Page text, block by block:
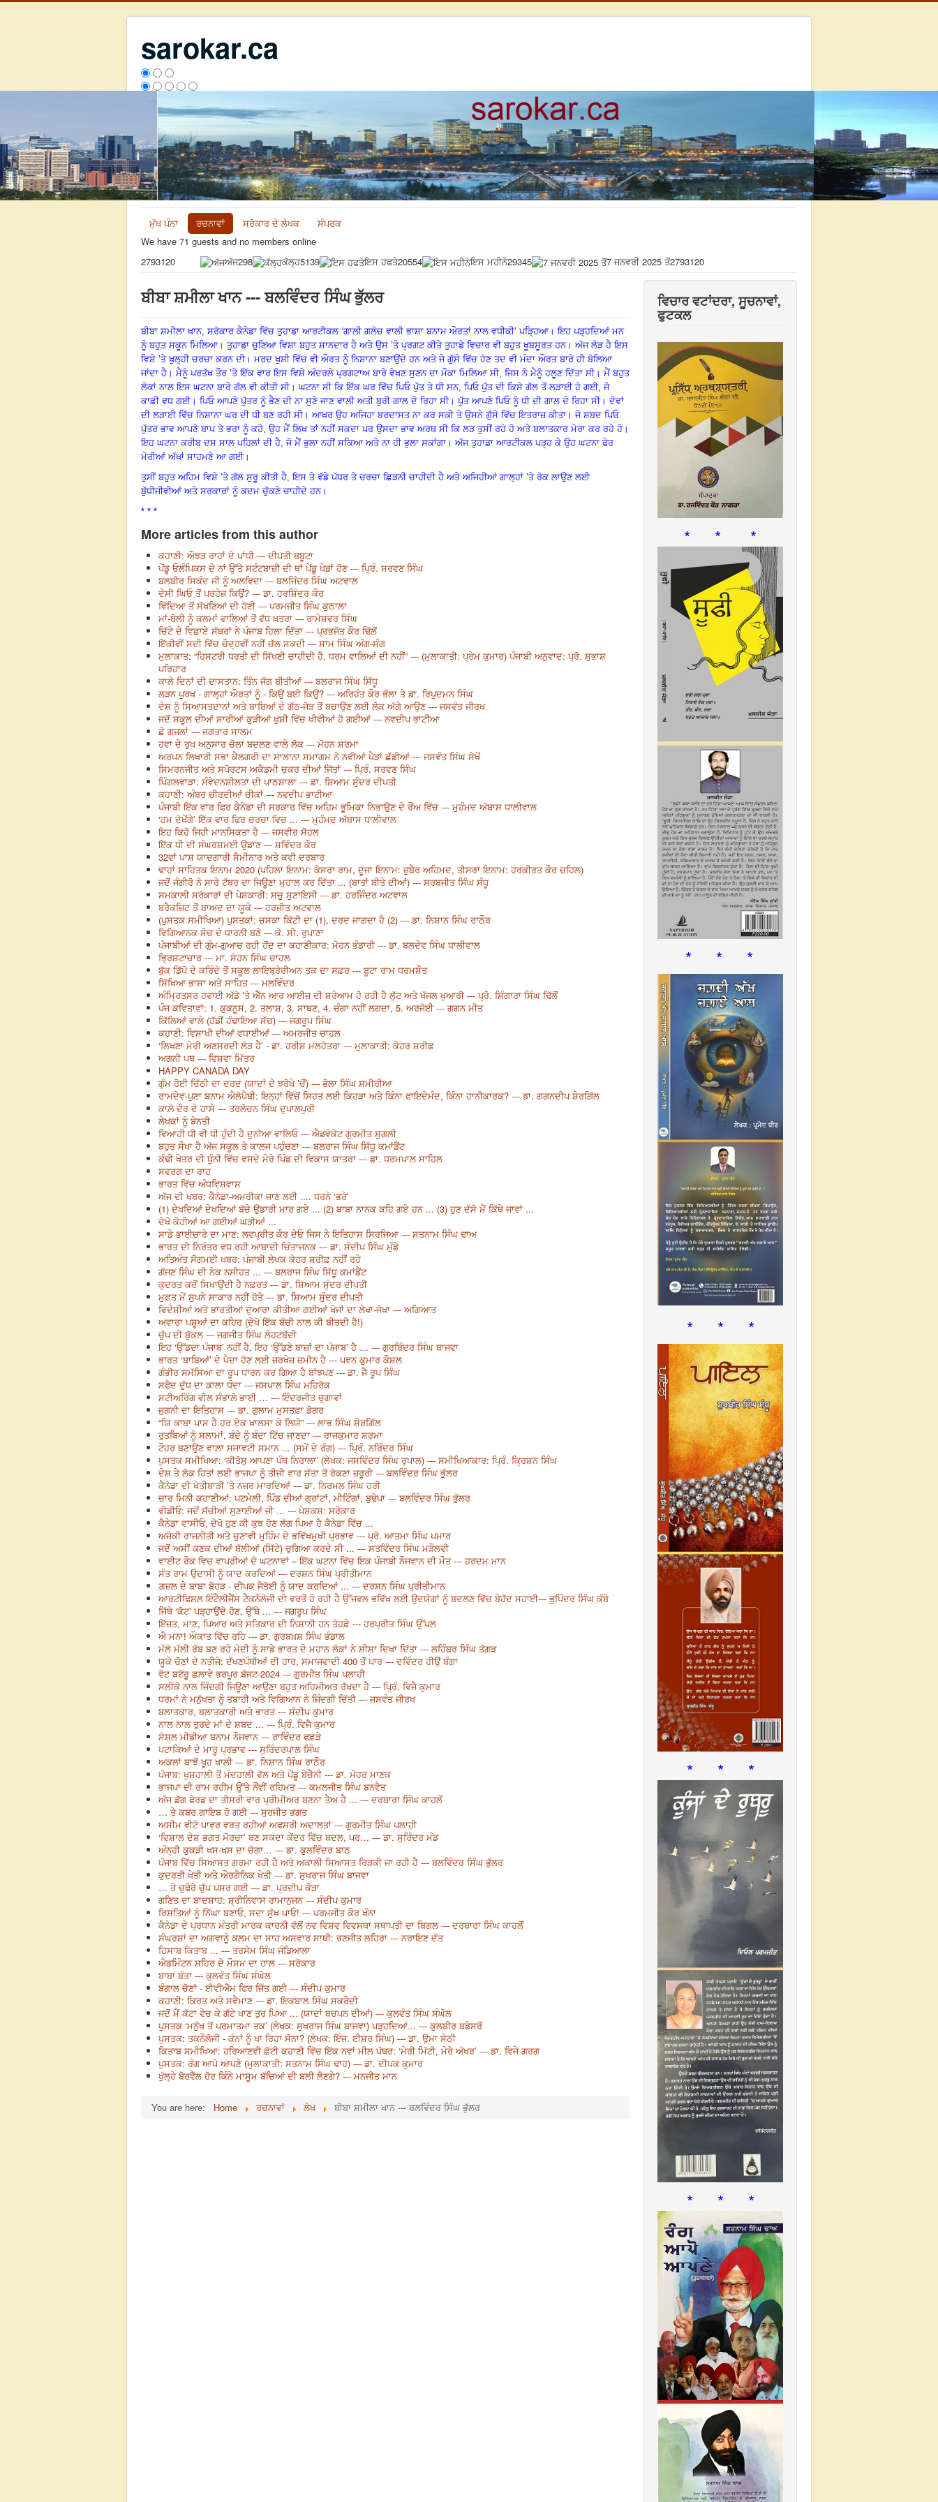
sarokar.ca
ਮੁੱਖ ਪੰਨਾ ਰਚਨਾਵਾਂ ਸਰੋਕਾਰ ਦੇ ਲੇਖਕ
ਸੰਪਰਕ
We have 71 guests and no members online
2793120
ਅੱਜ298 ਕੱਲ੍ਹ5139 ਇਸ ਹਫਤੇ20554 ਇਸ ਮਹੀਨੇ29345 7 ਜਨਵਰੀ 2025 ਤੋਂ2793120
ਬੀਬਾ ਸ਼ਮੀਲਾ ਖਾਨ --- ਬਲਵਿੰਦਰ ਸਿੰਘ ਭੁੱਲਰ
ਬੀਬਾ ਸ਼ਮੀਲਾ ਖਾਨ, ਸਰੋਕਾਰ ਕੈਨੇਡਾ ਵਿੱਚ ਤੁਹਾਡਾ ਆਰਟੀਕਲ ‘ਗਾਲੀ ਗਲੋਚ ਵਾਲੀ ਭਾਸ਼ਾ ਬਨਾਮ ਔਰਤਾਂ ਨਾਲ ਵਧੀਕੀ’ ਪੜ੍ਹਿਆ। ਇਹ ਪੜ੍ਹਦਿਆਂ ਮਨ
ਨੂੰ ਬਹੁਤ ਸਕੂਨ ਮਿਲਿਆ। ਤੁਹਾਡਾ ਚੁਣਿਆ ਵਿਸ਼ਾ ਬਹੁਤ ਸ਼ਾਨਦਾਰ ਹੈ ਅਤੇ ਉਸ ’ਤੇ ਪ੍ਰਗਟ ਕੀਤੇ ਤੁਹਾਡੇ ਵਿਚਾਰ ਵੀ ਬਹੁਤ ਖੂਬਸੂਰਤ ਹਨ। ਅੱਜ ਲੋੜ ਹੈ ਇਸ
ਵਿਸ਼ੇ ’ਤੇ ਖੁਲ੍ਹੀ ਚਰਚਾ ਕਰਨ ਦੀ। ਮਰਦ ਖੁਸ਼ੀ ਵਿੱਚ ਵੀ ਔਰਤ ਨੂੰ ਨਿਸ਼ਾਨਾ ਬਣਾਉਂਦੇ ਹਨ ਅਤੇ ਜੇ ਗੁੱਸੇ ਵਿੱਚ ਹੋਣ ਤਦ ਵੀ ਮੰਦਾ ਔਰਤ ਬਾਰੇ ਹੀ ਬੋਲਿਆ
ਜਾਂਦਾ ਹੈ। ਮੈਨੂੰ ਪਰਤੱਖ ਤੌਰ ’ਤੇ ਇੱਕ ਵਾਰ ਇਸ ਵਿਸ਼ੇ ਅੰਦਰਲੇ ਪ੍ਰਗਟਾਅ ਬਾਰੇ ਵੇਖਣ ਸੁਣਨ ਦਾ ਮੌਕਾ ਮਿਲਿਆ ਸੀ, ਜਿਸ ਨੇ ਮੈਨੂੰ ਹਲੂਣ ਦਿੱਤਾ ਸੀ। ਮੈਂ ਬਹੁਤ
ਲੋਕਾਂ ਨਾਲ ਇਸ ਘਟਨਾ ਬਾਰੇ ਗੱਲ ਵੀ ਕੀਤੀ ਸੀ। ਘਟਨਾ ਸੀ ਕਿ ਇੱਕ ਘਰ ਵਿੱਚ ਪਿਓ ਪੁੱਤ ਤੇ ਧੀ ਸਨ, ਪਿਓ ਪੁੱਤ ਦੀ ਕਿਸੇ ਗੱਲ ਤੋਂ ਲੜਾਈ ਹੋ ਗਈ, ਜੋ
ਕਾਫ਼ੀ ਵਧ ਗਈ। ਪਿਓ ਆਪਣੇ ਪੁੱਤਰ ਨੂੰ ਭੈਣ ਦੀ ਨਾ ਸੁਣੇ ਜਾਣ ਵਾਲੀ ਅਤੀ ਬੁਰੀ ਗਾਲ ਦੇ ਰਿਹਾ ਸੀ। ਪੁੱਤ ਆਪਣੇ ਪਿਓ ਨੂੰ ਧੀ ਦੀ ਗਾਲ ਦੇ ਰਿਹਾ ਸੀ। ਦੋਵਾਂ
ਦੀ ਲੜਾਈ ਵਿੱਚ ਨਿਸ਼ਾਨਾ ਘਰ ਦੀ ਧੀ ਬਣ ਰਹੀ ਸੀ। ਆਖ਼ਰ ਉਹ ਅਜਿਹਾ ਬਰਦਾਸਤ ਨਾ ਕਰ ਸਕੀ ਤੇ ਉਸਨੇ ਗੁੱਸੇ ਵਿੱਚ ਇਤਰਾਜ਼ ਕੀਤਾ। ਜੋ ਸ਼ਬਦ ਪਿਓ
ਪੁੱਤਰ ਭਾਵ ਆਪਣੇ ਬਾਪ ਤੇ ਭਰਾ ਨੂੰ ਕਹੇ ਉਹ ਮੈਂ ਲਿਖ ਤਾਂ ਨਹੀਂ ਸਕਦਾ ਪਰ ਉਸਦਾ ਭਾਵ ਅਰਥ ਸੀ ਕਿ ਲੜ ਤੁਸੀਂ ਰਹੇ ਹੋ ਅਤੇ ਬਲਾਤਕਾਰ ਮੇਰਾ ਕਰ ਰਹੇ ਹੋ।
ਇਹ ਘਟਨਾ ਕਰੀਬ ਦਸ ਸਾਲ ਪਹਿਲਾਂ ਦੀ ਹੈ ਜੋ ਮੈਂ ਭੁਲਾ ਨਹੀਂ ਸਕਿਆ ਅਤੇ ਨਾ ਹੀ ਭੁਲਾ ਸਕਾਂਗਾ। ਅੱਜ ਤੁਹਾਡਾ ਆਰਟੀਕਲ ਪੜ੍ਹ ਕੇ ਉਹ ਘਟਨਾ ਫੇਰ
ਮੇਰੀਆਂ ਅੱਖਾਂ ਸਾਹਮਣੇ ਆ ਗਈ।
ਤੁਸੀਂ ਬਹੁਤ ਅਹਿਮ ਵਿਸ਼ੇ ’ਤੇ ਗੱਲ ਸੁਰੂ ਕੀਤੀ ਹੈ ,ਇਸ ਤੇ ਵੱਡੇ ਪੱਧਰ ਤੇ ਚਰਚਾ ਛਿੜਨੀ ਚਾਹੀਦੀ ਹੈ ਅਤੇ ਅਜਿਹੀਆਂ ਗਾਲ੍ਹਾਂ ’ਤੇ ਰੋਕ ਲਾਉਣ ਲਈ
ਬੁੱਧੀਜੀਵੀਆਂ ਅਤੇ ਸਰਕਾਰਾਂ ਨੂੰ ਕਦਮ ਚੁੱਕਣੇ ਚਾਹੀਦੇ ਹਨ।
* * *
More articles from this author
ਕਹਾਣੀ: ਔਝੜ ਰਾਹਾਂ ਦੇ ਪਾਂਧੀ --- ਦੀਪਤੀ ਬਬੂਟਾ
ਪੇਂਡੂ ਓਲੰਪਿਕਸ ਦੇ ਨਾਂ ਉੱਤੇ ਸਟੰਟਬਾਜ਼ੀ ਦੀ ਥਾਂ ਪੇਂਡੂ ਖੇਡਾਂ ਹੋਣ --- ਪ੍ਰਿੰ. ਸਰਵਣ ਸਿੰਘ
ਬਲਬੀਰ ਸਿਕੰਦ ਜੀ ਨੂੰ ਅਲਵਿਦਾ --- ਬਲਜਿੰਦਰ ਸਿੰਘ ਅਟਵਾਲ
ਦੇਸੀ ਘਿਓ ਤੋਂ ਪਰਹੇਜ਼ ਕਿਉਂ? --- ਡਾ. ਹਰਸ਼ਿੰਦਰ ਕੌਰ
ਵਿੱਦਿਆ ਤੋਂ ਸੱਖਣਿਆਂ ਦੀ ਹੋਣੀ --- ਪਰਮਜੀਤ ਸਿੰਘ ਕੁਠਾਲਾ
ਮਾਂ-ਬੋਲੀ ਨੂੰ ਕਲਮਾਂ ਵਾਲਿਆਂ ਤੋਂ ਵੱਧ ਖ਼ਤਰਾ --- ਰਾਮੇਸ਼ਵਰ ਸਿੰਘ
ਚਿੱਟੇ ਦੇ ਵਿਛਾਏ ਸੱਥਰਾਂ ਨੇ ਪੰਜਾਬ ਹਿਲਾ ਦਿੱਤਾ --- ਪ੍ਰਭਜੋਤ ਕੌਰ ਢਿੱਲੋਂ
ਇੱਕੀਵੀਂ ਸਦੀ ਵਿੱਚ ਚੌਦ੍ਹਵੀਂ ਨਹੀਂ ਚੱਲ ਸਕਦੀ --- ਸ਼ਾਮ ਸਿੰਘ ਅੰਗ-ਸੰਗ
ਮੁਲਾਕਾਤ: “ਹਿਸਟਰੀ ਧਰਤੀ ਦੀ ਸਿੱਖਣੀ ਚਾਹੀਦੀ ਹੈ, ਧਰਮ ਵਾਲਿਆਂ ਦੀ ਨਹੀਂ” --- (ਮੁਲਾਕਾਤੀ: ਪ੍ਰੇਮ ਕੁਮਾਰ) ਪੰਜਾਬੀ ਅਨੁਵਾਦ: ਪ੍ਰੋ. ਸੁਭਾਸ਼
ਪਰਿਹਾਰ
ਕਾਲੇ ਦਿਨਾਂ ਦੀ ਦਾਸਤਾਨ: ਤਿੰਨ ਜੱਗ ਬੀਤੀਆਂ --- ਬਲਰਾਜ ਸਿੰਘ ਸਿੱਧੂ
ਲੜਨ ਪੁਰਖ - ਗਾਲ੍ਹਾਂ ਔਰਤਾਂ ਨੂੰ - ਕਿਉਂ ਬਈ ਕਿਉਂ? --- ਅਰਿਹੰਤ ਕੌਰ ਭੱਲਾ ਤੇ ਡਾ. ਰਿਪੁਦਮਨ ਸਿੰਘ
ਦੇਸ਼ ਨੂੰ ਸਿਆਸਤਦਾਨਾਂ ਅਤੇ ਬਾਬਿਆਂ ਦੇ ਗੱਠ-ਜੋੜ ਤੋਂ ਬਚਾਉਣ ਲਈ ਲੋਕ ਅੱਗੇ ਆਉਣ --- ਜਸਵੰਤ ਜੀਰਖ
ਜਦੋਂ ਸਕੂਲ ਦੀਆਂ ਸਾਰੀਆਂ ਕੁੜੀਆਂ ਖੁਸ਼ੀ ਵਿੱਚ ਖੀਵੀਆਂ ਹੋ ਗਈਆਂ --- ਨਵਦੀਪ ਭਾਟੀਆ
ਛੇ ਗਜ਼ਲਾਂ --- ਜਗਤਾਰ ਸਾਲਮ
ਹਵਾ ਦੇ ਰੁਖ ਅਨੁਸਾਰ ਚੋਲਾ ਬਦਲਣ ਵਾਲੇ ਲੋਕ --- ਮੋਹਨ ਸ਼ਰਮਾ
ਅਰਪਨ ਲਿਖਾਰੀ ਸਭਾ ਕੈਲਗਰੀ ਦਾ ਸਾਲਾਨਾ ਸਮਾਗਮ ਨੇ ਨਵੀਆਂ ਪੈੜਾਂ ਛੱਡੀਆਂ --- ਜਸਵੰਤ ਸਿੰਘ ਸੇਖੋਂ
ਸਿਮਰਨਜੀਤ ਅਤੇ ਸਪੋਰਟਸ ਅਕੈਡਮੀ ਚਕਰ ਦੀਆਂ ਜਿੱਤਾਂ --- ਪ੍ਰਿੰ. ਸਰਵਣ ਸਿੰਘ
ਪਿੰਗਲਵਾੜਾ: ਸੰਵੇਦਨਸ਼ੀਲਤਾ ਦੀ ਪਾਠਸ਼ਾਲਾ --- ਡਾ. ਸ਼ਿਆਮ ਸੁੰਦਰ ਦੀਪਤੀ
ਕਹਾਣੀ: ਅੰਬਰ ਚੀਰਦੀਆਂ ਚੀਕਾਂ --- ਨਵਦੀਪ ਭਾਟੀਆ
ਪੰਜਾਬੀ ਇੱਕ ਵਾਰ ਫਿਰ ਕੈਨੇਡਾ ਦੀ ਸਰਕਾਰ ਵਿੱਚ ਅਹਿਮ ਭੂਮਿਕਾ ਨਿਭਾਉਣ ਦੇ ਰੌਂਅ ਵਿੱਚ --- ਮੁਹੰਮਦ ਅੱਬਾਸ ਧਾਲੀਵਾਲ
‘ਹਮ ਦੇਖੇਂਗੇ’ ਇੱਕ ਵਾਰ ਫਿਰ ਚਰਚਾ ਵਿਚ ... --- ਮੁਹੰਮਦ ਅੱਬਾਸ ਧਾਲੀਵਾਲ
ਇਹ ਕਿਹੋ ਜਿਹੀ ਮਾਨਸਿਕਤਾ ਹੈ --- ਜਸਵੀਰ ਸੋਹਲ
ਇੱਕ ਧੀ ਦੀ ਸੰਘਰਸ਼ਮਈ ਉਡਾਣ --- ਸ਼ਵਿੰਦਰ ਕੌਰ
32ਵਾਂ ਪਾਸ਼ ਯਾਦਗਾਰੀ ਸੈਮੀਨਾਰ ਅਤੇ ਕਵੀ ਦਰਬਾਰ
ਢਾਹਾਂ ਸਾਹਿਤਕ ਇਨਾਮ 2020 (ਪਹਿਲਾ ਇਨਾਮ: ਕੇਸਰਾ ਰਾਮ, ਦੂਜਾ ਇਨਾਮ: ਜ਼ੁਬੈਰ ਅਹਿਮਦ, ਤੀਸਰਾ ਇਨਾਮ: ਹਰਕੀਰਤ ਕੌਰ ਚਹਿਲ)
ਜਦੋਂ ਜੰਗੀਰੋ ਨੇ ਸਾਰੇ ਟੱਬਰ ਦਾ ਜਿਊਣਾ ਮੁਹਾਲ ਕਰ ਦਿੱਤਾ ... (ਬਾਤਾਂ ਬੀਤੇ ਦੀਆਂ) --- ਸਰਬਜੀਤ ਸਿੰਘ ਸੰਧੂ
ਸਮਕਾਲੀ ਸਰੋਕਾਰਾਂ ਦੀ ਪੇਸ਼ਕਾਰੀ: ਸਚੁ ਸੁਣਾਇਸੀ --- ਡਾ. ਹਰਜਿੰਦਰ ਅਟਵਾਲ
ਬਰੈਕਜ਼ਿਟ ਤੋਂ ਬਾਅਦ ਦਾ ਯੂਕੇ --- ਹਰਜੀਤ ਅਟਵਾਲ
(ਪੁਸਤਕ ਸਮੀਖਿਆ) ਪੁਸਤਕਾਂ: ਚਸਕਾ ਕਿੱਟੀ ਦਾ (1), ਦਰਦ ਜਾਗਦਾ ਹੈ (2) --- ਡਾ. ਨਿਸ਼ਾਨ ਸਿੰਘ ਰਾਠੌਰ
ਵਿਗਿਆਨਕ ਸੋਚ ਦੇ ਧਾਰਨੀ ਬਣੋ --- ਕੇ. ਸੀ. ਰੁਪਾਣਾ
ਪੰਜਾਬੀਆਂ ਦੀ ਗੁੰਮ-ਗੁਆਚ ਰਹੀ ਹੋਂਦ ਦਾ ਕਹਾਣੀਕਾਰ: ਮੋਹਨ ਭੰਡਾਰੀ --- ਡਾ. ਬਲਦੇਵ ਸਿੰਘ ਧਾਲੀਵਾਲ
ਭ੍ਰਿਸ਼ਟਾਚਾਰ --- ਮਾ. ਸੋਹਨ ਸਿੰਘ ਚਾਹਲ
ਬੁੱਕ ਡਿੱਪੋ ਦੇ ਕਰਿੰਦੇ ਤੋਂ ਸਕੂਲ ਲਾਇਬ੍ਰੇਰੀਅਨ ਤਕ ਦਾ ਸਫ਼ਰ --- ਬੂਟਾ ਰਾਮ ਧਰਮਸ਼ੌਤ
ਸਿੱਖਿਆ ਭਾਸ਼ਾ ਅਤੇ ਸਾਹਿਤ --- ਮਲਵਿੰਦਰ
ਅੰਮ੍ਰਿਤਸਰ ਹਵਾਈ ਅੱਡੇ ’ਤੇ ਐੱਨ ਆਰ ਆਈਜ਼ ਦੀ ਸ਼ਰੇਆਮ ਹੋ ਰਹੀ ਹੈ ਲੁੱਟ ਅਤੇ ਖੱਜਲ ਖੁਆਰੀ --- ਪ੍ਰੋ. ਸ਼ਿੰਗਾਰਾ ਸਿੰਘ ਢਿੱਲੋਂ
ਪੰਜ ਕਵਿਤਾਵਾਂ: 1. ਕੁਕਨੂਸ, 2. ਤਲਾਸ਼, 3. ਸਾਥਣ, 4. ਚੰਗਾ ਨਹੀਂ ਲਗਦਾ, 5. ਅਰਜੋਈ --- ਗਗਨ ਮੀਤ
ਕਿੱਲਿਆਂ ਵਾਲੇ (ਹੱਡੀਂ ਹੰਢਾਇਆ ਸੱਚ) --- ਜਗਰੂਪ ਸਿੰਘ
ਕਹਾਣੀ: ਵਿਸਾਖੀ ਦੀਆਂ ਵਧਾਈਆਂ --- ਅਮਰਜੀਤ ਚਾਹਲ
‘ਲਿਖਣਾ ਮੇਰੀ ਅਣਸਰਦੀ ਲੋੜ ਹੈ’ - ਡਾ. ਹਰੀਸ਼ ਮਲਹੋਤਰਾ --- ਮੁਲਾਕਾਤੀ: ਕੇਹਰ ਸ਼ਰੀਫ਼
ਅਗਨੀ ਪਥ --- ਵਿਸ਼ਵਾ ਮਿੱਤਰ
HAPPY CANADA DAY
ਗੁੰਮ ਹੋਈ ਚਿੱਠੀ ਦਾ ਦਰਦ (ਯਾਦਾਂ ਦੇ ਝਰੋਖੇ ’ਚੋਂ) --- ਭੋਲਾ ਸਿੰਘ ਸ਼ਮੀਰੀਆ
ਰਾਮਦੇਵ-ਪੁਣਾ ਬਨਾਮ ਐਲੋਪੈਥੀ: ਇਨ੍ਹਾਂ ਵਿੱਚੋਂ ਸਿਹਤ ਲਈ ਕਿਹੜਾ ਅਤੇ ਕਿੰਨਾ ਫਾਇਦੇਮੰਦ, ਕਿੰਨਾ ਹਾਨੀਕਾਰਕ? --- ਡਾ. ਗਗਨਦੀਪ ਸ਼ੇਰਗਿੱਲ
ਕਾਲ਼ੇ ਦੌਰ ਦੇ ਹਾਸੇ --- ਤਰਲੋਚਨ ਸਿੰਘ ਦੁਪਾਲਪੁਰੀ
ਲੇਖਕਾਂ ਨੂੰ ਬੇਨਤੀ
ਵਿਆਹੀ ਧੀ ਵੀ ਧੀ ਹੁੰਦੀ ਹੈ ਦੁਨੀਆ ਵਾਲਿਓ --- ਐਡਵੋਕੇਟ ਗੁਰਮੀਤ ਸ਼ੁਗਲੀ
ਬਹੁਤ ਸੌਖਾ ਹੈ ਅੱਜ ਸਕੂਲ ਤੇ ਕਾਲਜ ਪਹੁੰਚਣਾ --- ਬਲਰਾਜ ਸਿੰਘ ਸਿੱਧੂ ਕਮਾਂਡੈਂਟ
ਕੰਢੀ ਖੇਤਰ ਦੀ ਧੁੰਨੀ ਵਿੱਚ ਵਸਦੇ ਮੇਰੇ ਪਿੰਡ ਦੀ ਵਿਕਾਸ ਯਾਤਰਾ --- ਡਾ. ਧਰਮਪਾਲ ਸਾਹਿਲ
ਸਵਰਗ ਦਾ ਰਾਹ
ਭਾਰਤ ਵਿੱਚ ਅੰਧਵਿਸ਼ਵਾਸ
ਅੱਜ ਦੀ ਖਬਰ: ਕੈਨੇਡਾ-ਅਮਰੀਕਾ ਜਾਣ ਲਈ .... ਧਰਨੇ ‘ਭਰੇ’
(1) ਦੇਖਦਿਆਂ ਦੇਖਦਿਆਂ ਬੱਚੇ ਉਡਾਰੀ ਮਾਰ ਗਏ ... (2) ਬਾਬਾ ਨਾਨਕ ਕਹਿ ਗਏ ਹਨ ... (3) ਹੁਣ ਦੱਸੋ ਮੈਂ ਕਿੱਥੇ ਜਾਵਾਂ ...
ਦੇਖੋ ਕੇਹੀਆਂ ਆ ਗਈਆਂ ਘੜੀਆਂ ...
ਸਾਡੇ ਭਾਈਚਾਰੇ ਦਾ ਮਾਣ: ਲਵਪ੍ਰੀਤ ਕੌਰ ਦੇਓ ਜਿਸ ਨੇ ਇਤਿਹਾਸ ਸਿਰਜਿਆ --- ਸਤਨਾਮ ਸਿੰਘ ਢਾਅ
ਭਾਰਤ ਦੀ ਨਿਰੰਤਰ ਵਧ ਰਹੀ ਆਬਾਦੀ ਚਿੰਤਾਜਨਕ --- ਡਾ. ਸੰਦੀਪ ਸਿੰਘ ਮੁੰਡੇ
ਅਤਿਅੰਤ ਸੋਗਮਈ ਖਬਰ: ਪੰਜਾਬੀ ਲੇਖਕ ਕੇਹਰ ਸ਼ਰੀਫ਼ ਨਹੀਂ ਰਹੇ
ਗੱਜਣ ਸਿੰਘ ਦੀ ਨੇਕ ਨਸੀਹਤ ... --- ਬਲਰਾਜ ਸਿੰਘ ਸਿੱਧੂ ਕਮਾਂਡੈਂਟ
ਕੁਦਰਤ ਕਦੋਂ ਸਿਖਾਉਂਦੀ ਹੈ ਨਫ਼ਰਤ --- ਡਾ. ਸ਼ਿਆਮ ਸੁੰਦਰ ਦੀਪਤੀ
ਮੁਫ਼ਤ ਮੇਂ ਸੁਪਨੇ ਸਾਕਾਰ ਨਹੀਂ ਹੋਤੇ --- ਡਾ. ਸ਼ਿਆਮ ਸੁੰਦਰ ਦੀਪਤੀ
ਵਿਦੇਸ਼ੀਆਂ ਅਤੇ ਭਾਰਤੀਆਂ ਦੁਆਰਾ ਕੀਤੀਆ ਗਈਆਂ ਖੋਜਾਂ ਦਾ ਲੇਖਾ-ਜੋਖਾ --- ਅਗਿਆਤ
ਅਵਾਰਾ ਪਸ਼ੂਆਂ ਦਾ ਕਹਿਰ (ਦੇਖੋ ਇੱਕ ਬੱਚੀ ਨਾਲ ਕੀ ਬੀਤਦੀ ਹੈ!)
ਚੁੱਪ ਦੀ ਬੁੱਕਲ --- ਜਗਜੀਤ ਸਿੰਘ ਲੋਹਟਬੱਦੀ
ਇਹ ‘ਉੱਡਦਾ ਪੰਜਾਬ’ ਨਹੀਂ ਹੈ, ਇਹ ‘ਉੱਡਣੇ ਬਾਜ਼ਾਂ ਦਾ ਪੰਜਾਬ’ ਹੈ … --- ਗੁਰਬਿੰਦਰ ਸਿੰਘ ਬਾਜਵਾ
ਭਾਰਤ ‘ਬਾਬਿਆਂ’ ਦੇ ਪੈਦਾ ਹੋਣ ਲਈ ਜ਼ਰਖੇਜ਼ ਜ਼ਮੀਨ ਹੈ --- ਪਵਨ ਕੁਮਾਰ ਕੌਸ਼ਲ
ਗੰਭੀਰ ਸਮੱਸਿਆ ਦਾ ਰੂਪ ਧਾਰਨ ਕਰ ਗਿਆ ਹੈ ਬਾਂਝਪਣ --- ਡਾ. ਜੈ ਰੂਪ ਸਿੰਘ
ਸਫੈਦ ਦੁੱਧ ਦਾ ਕਾਲਾ ਧੰਦਾ --- ਜਸਪਾਲ ਸਿੰਘ ਮਹਿਰੋਕ
ਸਟੀਅਰਿੰਗ ਵੀਲ ਸੰਭਾਲ਼ੋ ਭਾਈ … --- ਇੰਦਰਜੀਤ ਚੁਗਾਵਾਂ
ਜੁਗਨੀ ਦਾ ਇਤਿਹਾਸ --- ਡਾ. ਗੁਲਾਮ ਮੁਸਤਫ਼ਾ ਡੋਗਰ
“ਯਿ ਕਾਬਾ ਪਾਸ ਹੈ ਹਰ ਏਕ ਖਾਲਸਾ ਕੇ ਲਿਯੇ” --- ਲਾਭ ਸਿੰਘ ਸ਼ੇਰਗਿੱਲ
ਰੁਤਬਿਆਂ ਨੂੰ ਸਲਾਮਾਂ, ਬੰਦੇ ਨੂੰ ਬੰਦਾ ਟਿੱਚ ਜਾਣਦਾ --- ਰਾਜਕੁਮਾਰ ਸ਼ਰਮਾ
ਟੌਹਰ ਬਣਾਉਣ ਵਾਲ਼ਾ ਸਜਾਵਟੀ ਸਮਾਨ ... (ਸਮੇਂ ਦੇ ਰੰਗ) --- ਪ੍ਰਿੰ. ਨਰਿੰਦਰ ਸਿੰਘ
ਪੁਸਤਕ ਸਮੀਖਿਆ: ‘ਕੀਤੋਸੁ ਆਪਣਾ ਪੰਥ ਨਿਰਾਲਾ’ (ਲੇਖਕ: ਜਸਵਿੰਦਰ ਸਿੰਘ ਰੁਪਾਲ) --- ਸਮੀਖਿਆਕਾਰ: ਪ੍ਰਿੰ. ਕ੍ਰਿਸ਼ਨ ਸਿੰਘ
ਦੇਸ਼ ਤੇ ਲੋਕ ਹਿਤਾਂ ਲਈ ਭਾਜਪਾ ਨੂੰ ਤੀਜੀ ਵਾਰ ਸੱਤਾ ਤੋਂ ਰੋਕਣਾ ਜ਼ਰੂਰੀ --- ਬਲਵਿੰਦਰ ਸਿੰਘ ਭੁੱਲਰ
ਕੈਨੇਡਾ ਦੀ ਖੇਤੀਬਾੜੀ ’ਤੇ ਨਜ਼ਰ ਮਾਰਦਿਆਂ --- ਡਾ. ਨਿਰਮਲ ਸਿੰਘ ਹਰੀ
ਚਾਰ ਮਿਨੀ ਕਹਾਣੀਆਂ: ਪਟਮੇਲੀ, ਪਿੰਡ ਦੀਆਂ ਗ੍ਰਾਂਟਾਂ, ਮੀਟਿੰਗਾਂ, ਬੁਢੇਪਾ --- ਬਲਵਿੰਦਰ ਸਿੰਘ ਭੁੱਲਰ
ਵੀਡੀਓ: ਜਦੋਂ ਸੱਚੀਆਂ ਸੁਣਾਈਆਂ ਜੀ ... --- ਪੇਸ਼ਕਸ਼: ਸਰੋਕਾਰ
ਕੈਨੇਡਾ ਵਾਸੀਓ, ਦੇਖੋ ਹੁਣ ਕੀ ਕੁਝ ਹੋਣ ਲੱਗ ਪਿਆ ਹੈ ਕੈਨੇਡਾ ਵਿੱਚ ...
ਅਜੋਕੀ ਰਾਜਨੀਤੀ ਅਤੇ ਚੁਣਾਵੀ ਮੁਹਿੰਮ ਦੇ ਭਵਿੱਖਮੁਖੀ ਪ੍ਰਭਾਵ --- ਪ੍ਰੋ. ਆਤਮਾ ਸਿੰਘ ਪਮਾਰ
ਜਦੋਂ ਅਸੀਂ ਕਣਕ ਦੀਆਂ ਬੱਲੀਆਂ (ਸਿੱਟੇ) ਚੁਗਿਆ ਕਰਦੇ ਸੀ ... --- ਸਤਵਿੰਦਰ ਸਿੰਘ ਮੜੌਲਵੀ
ਵਾਈਟ ਰੌਕ ਵਿਚ ਵਾਪਰੀਆਂ ਦੋ ਘਟਨਾਵਾਂ – ਇੱਕ ਘਟਨਾ ਵਿੱਚ ਇਕ ਪੰਜਾਬੀ ਨੌਜਵਾਨ ਦੀ ਮੌਤ --- ਹਰਦਮ ਮਾਨ
ਸੰਤ ਰਾਮ ਉਦਾਸੀ ਨੂੰ ਯਾਦ ਕਰਦਿਆਂ --- ਦਰਸ਼ਨ ਸਿੰਘ ਪ੍ਰੀਤੀਮਾਨ
ਗ਼ਜ਼ਲ ਦੇ ਬਾਬਾ ਬੋਹੜ - ਦੀਪਕ ਜੈਤੋਈ ਨੂੰ ਯਾਦ ਕਰਦਿਆਂ ... --- ਦਰਸ਼ਨ ਸਿੰਘ ਪ੍ਰੀਤੀਮਾਨ
ਆਰਟੀਫਿਸ਼ਲ ਇੰਟੈਲੀਜੈਂਸ ਟੈਕਨੌਲੋਜੀ ਦੀ ਵਰਤੋਂ ਹੋ ਰਹੀ ਹੈ ਉੱਜਵਲ ਭਵਿੱਖ ਲਈ ਉਦਯੋਗਾਂ ਨੂੰ ਬਦਲਣ ਵਿੱਚ ਬੇਹੱਦ ਸਹਾਈ--- ਭੁਪਿੰਦਰ ਸਿੰਘ ਕੰਬੋ
ਜਿੱਥੇ ‘ਕੋਟ’ ਪੜ੍ਹਾਉਂਦੇ ਹੋਣ, ਉੱਥੇ ... --- ਜਗਰੂਪ ਸਿੰਘ
ਇੱਜ਼ਤ, ਮਾਣ, ਪਿਆਰ ਅਤੇ ਸਤਿਕਾਰ ਦੀ ਨਿਸ਼ਾਨੀ ਹਨ ਤੋਹਫ਼ੇ --- ਹਰਪ੍ਰੀਤ ਸਿੰਘ ਉੱਪਲ
ਐ ਮਨਾ! ਔਕਾਤ ਵਿੱਚ ਰਹਿ --- ਡਾ. ਗੁਰਬਖ਼ਸ਼ ਸਿੰਘ ਭੰਡਾਲ
ਮੱਲੋ ਮੱਲੀ ਰੱਬ ਬਣ ਰਹੇ ਮੋਦੀ ਨੂੰ ਸਾਡੇ ਭਾਰਤ ਦੇ ਮਹਾਨ ਲੋਕਾਂ ਨੇ ਸ਼ੀਸ਼ਾ ਦਿਖਾ ਦਿੱਤਾ --- ਲਹਿੰਬਰ ਸਿੰਘ ਤੱਗੜ
ਯੂਕੇ ਚੋਣਾਂ ਦੇ ਨਤੀਜੇ: ਦੱਖਣਪੰਥੀਆਂ ਦੀ ਹਾਰ, ਸਮਾਜਵਾਦੀ 400 ਤੋਂ ਪਾਰ --- ਦਵਿੰਦਰ ਹੀਉਂ ਬੰਗਾ
ਵੋਟ ਬਟੋਰੂ ਛਲਾਵੇ ਭਰਪੂਰ ਬੱਜਟ-2024 --- ਗੁਰਮੀਤ ਸਿੰਘ ਪਲਾਹੀ
ਸਲੀਕੇ ਨਾਲ ਜਿੰਦਗੀ ਜਿਊਣਾ ਆਉਣਾ ਬਹੁਤ ਅਹਿਮੀਅਤ ਰੱਖਦਾ ਹੈ --- ਪ੍ਰਿੰ. ਵਿਜੈ ਕੁਮਾਰ
ਧਰਮਾਂ ਨੇ ਮਨੁੱਖਤਾ ਨੂੰ ਤਬਾਹੀ ਅਤੇ ਵਿਗਿਆਨ ਨੇ ਜ਼ਿੰਦਗੀ ਦਿੱਤੀ --- ਜਸਵੰਤ ਜ਼ੀਰਖ
ਬਲਾਤਕਾਰ, ਬਲਾਤਕਾਰੀ ਅਤੇ ਭਾਰਤ --- ਸੰਦੀਪ ਕੁਮਾਰ
ਨਾਲ ਨਾਲ ਤੁਰਦੇ ਮਾਂ ਦੇ ਸ਼ਬਦ ... --- ਪ੍ਰਿੰ. ਵਿਜੈ ਕੁਮਾਰ
ਸੋਸ਼ਲ ਮੀਡੀਆ ਬਨਾਮ ਨੌਜਵਾਨ --- ਰਾਵਿੰਦਰ ਫਫ਼ੜੇ
ਪਟਾਕਿਆਂ ਦੇ ਮਾਰੂ ਪ੍ਰਭਾਵ --- ਸੁਰਿੰਦਰਪਾਲ ਸਿੰਘ
ਅਕਲਾਂ ਬਾਝੋਂ ਖੂਹ ਖਾਲੀ --- ਡਾ. ਨਿਸ਼ਾਨ ਸਿੰਘ ਰਾਠੌਰ
ਪੰਜਾਬ: ਖੁਸ਼ਹਾਲੀ ਤੋਂ ਮੰਦਹਾਲੀ ਵੱਲ ਅਤੇ ਪੇਂਡੂ ਬੇਚੈਨੀ --- ਡਾ. ਮੇਹਰ ਮਾਣਕ
ਭਾਜਪਾ ਦੀ ਰਾਮ ਰਹੀਮ ਉੱਤੇ ਨੌਂਵੀਂ ਰਹਿਮਤ --- ਕਮਲਜੀਤ ਸਿੰਘ ਬਨਵੈਤ
ਅੱਜ ਡੱਗ ਫੋਰਡ ਦਾ ਤੀਸਰੀ ਵਾਰ ਪ੍ਰੀਮੀਅਰ ਬਣਨਾ ਤੈਅ ਹੈ ... --- ਦਰਬਾਰਾ ਸਿੰਘ ਕਾਹਲੋਂ
… ਤੇ ਕਬਰ ਗਾਇਬ ਹੋ ਗਈ --- ਸੁਰਜੀਤ ਭਗਤ
ਅਸੀਮ ਵੀਟੋ ਪਾਵਰ ਵਰਤ ਰਹੀਆਂ ਅਫਸਰੀ ਅਦਾਲਤਾਂ --- ਗੁਰਮੀਤ ਸਿੰਘ ਪਲਾਹੀ
‘ਵਿਸ਼ਾਲ ਦੇਸ਼ ਭਗਤ ਮੋਰਚਾ’ ਬਣ ਸਕਦਾ ਕੇਂਦਰ ਵਿੱਚ ਬਦਲ, ਪਰ… --- ਡਾ. ਸੁਰਿੰਦਰ ਮੰਡ
ਅੰਨ੍ਹੀ ਕੁਕੜੀ ਖਸ-ਖਸ ਦਾ ਚੋਗਾ… --- ਡਾ. ਕੁਲਵਿੰਦਰ ਬਾਠ
ਪੰਜਾਬ ਵਿੱਚ ਸਿਆਸਤ ਗਰਮਾ ਰਹੀ ਹੈ ਅਤੇ ਅਕਾਲੀ ਸਿਆਸਤ ਰਿੜਕੀ ਜਾ ਰਹੀ ਹੈ --- ਬਲਵਿੰਦਰ ਸਿੰਘ ਭੁੱਲਰ
ਕੁਦਰਤੀ ਖੇਤੀ ਅਤੇ ਔਰਗੈਨਿਕ ਖੇਤੀ --- ਡਾ. ਸੁਖਰਾਜ ਸਿੰਘ ਬਾਜਵਾ
… ਤੇ ਚੁਫੇਰੇ ਚੁੱਪ ਪਸਰ ਗਈ --- ਡਾ. ਪ੍ਰਦੀਪ ਕੌੜਾ
ਗਣਿਤ ਦਾ ਬਾਦਸ਼ਾਹ: ਸ਼੍ਰੀਨਿਵਾਸ ਰਾਮਾਨੁਜਨ --- ਸੰਦੀਪ ਕੁਮਾਰ
ਰਿਸ਼ਤਿਆਂ ਨੂੰ ਨਿੱਘਾ ਬਣਾਓ, ਸਦਾ ਸੁੱਖ ਪਾਓ! --- ਪਰਮਜੀਤ ਕੌਰ ਖੰਨਾ
ਕੈਨੇਡਾ ਦੇ ਪ੍ਰਧਾਨ ਮੰਤਰੀ ਮਾਰਕ ਕਾਰਨੀ ਵੱਲੋਂ ਨਵ ਵਿਸ਼ਵ ਵਿਵਸਥਾ ਸਥਾਪਤੀ ਦਾ ਬਿਗਲ --- ਦਰਬਾਰਾ ਸਿੰਘ ਕਾਹਲੋਂ
ਸੰਘਰਸ਼ਾਂ ਦਾ ਅਗਵਾਨੂੰ ਕਲਮ ਦਾ ਸਾਹ ਅਸਵਾਰ ਸਾਥੀ: ਰਣਜੀਤ ਲਹਿਰਾ --- ਨਰਾਇਣ ਦੱਤ
ਹਿਸਾਬ ਕਿਤਾਬ ... --- ਤਰਸੇਮ ਸਿੰਘ ਜੰਡਿਆਲਾ
ਐਡਮਿੰਟਨ ਸ਼ਹਿਰ ਦੇ ਮੌਸਮ ਦਾ ਹਾਲ --- ਸਰੋਕਾਰ
ਬਾਬਾ ਬੰਤਾ --- ਕੁਲਵੰਤ ਸਿੰਘ ਸੰਘੋਲ
ਬੰਗਾਲ ਚੋਣਾਂ - ਈਵੀਐੱਮ ਫਿਰ ਜਿੱਤ ਗਈ --- ਸੰਦੀਪ ਕੁਮਾਰ
ਕਹਾਣੀ: ਕਿਰਤ ਅਤੇ ਸਵੈਮਾਣ --- ਡਾ. ਇਕਬਾਲ ਸਿੰਘ ਸਕਰੌਦੀ
ਜਦੋਂ ਮੈਂ ਕੱਟਾ ਵੇਚ ਕੇ ਗੱਟੇ ਖਾਣ ਤੁਰ ਪਿਆ ... (ਯਾਦਾਂ ਬਚਪਨ ਦੀਆਂ) --- ਕੁਲਵੰਤ ਸਿੰਘ ਸੰਘੋਲ
ਪੁਸਤਕ ‘ਮਨੁੱਖ ਤੋਂ ਪਰਮਾਤਮਾ ਤਕ’ (ਲੇਖਕ: ਸੁਖਰਾਜ ਸਿੰਘ ਬਾਜਵਾ) ਪੜ੍ਹਦਿਆਂ... --- ਕੁਲਬੀਰ ਬਡੇਸਰੋਂ
ਪੁਸਤਕ: ਤਕਨੌਲੋਜੀ - ਕੰਨਾਂ ਨੂੰ ਖਾ ਰਿਹਾ ਸੋਨਾ? (ਲੇਖਕ: ਇੰਜ. ਈਸ਼ਰ ਸਿੰਘ) --- ਡਾ. ਉਮਾ ਸੇਠੀ
ਕਿਤਾਬ ਸਮੀਖਿਆ: ਹਰਿਆਣਵੀ ਛੋਟੀ ਕਹਾਣੀ ਵਿੱਚ ਇੱਕ ਨਵਾਂ ਮੀਲ ਪੱਥਰ: ‘ਮੇਰੀ ਮਿੱਟੀ, ਮੇਰੇ ਅੱਖਰ’ --- ਡਾ. ਵਿਜੇ ਗਰਗ
ਪੁਸਤਕ: ਰੰਗ ਆਪੋ ਆਪਣੇ (ਮੁਲਾਕਾਤੀ: ਸਤਨਾਮ ਸਿੰਘ ਢਾਹ) --- ਡਾ. ਦੀਪਕ ਕੁਮਾਰ
ਖੁੱਲ੍ਹੇ ਬੋਰਵੈੱਲ ਹੋਰ ਕਿੰਨੇ ਮਾਸੂਮ ਬੱਚਿਆਂ ਦੀ ਬਲੀ ਲੈਣਗੇ? --- ਮਨਜੀਤ ਮਾਨ
You are here: Home ਰਚਨਾਵਾਂ ਲੇਖ ਬੀਬਾ ਸ਼ਮੀਲਾ ਖਾਨ --- ਬਲਵਿੰਦਰ ਸਿੰਘ ਭੁੱਲਰ
ਵਿਚਾਰ ਵਟਾਂਦਰਾ, ਸੂਚਨਾਵਾਂ,
ਫੁਟਕਲ
* * *
* * *
* * *
* * *
* * *